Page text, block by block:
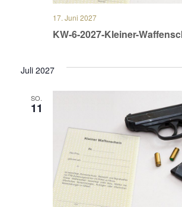
KW-6-2027-Kleiner-
17. Juni 2027
Juli 2027
SO.
11